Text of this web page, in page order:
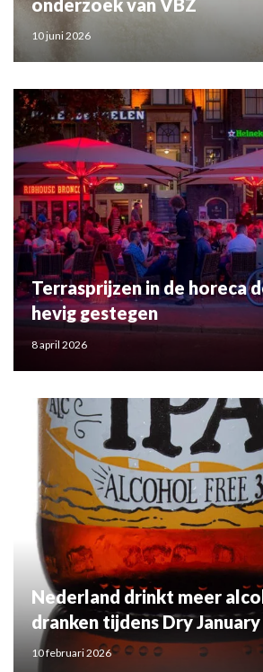
10 juni 2026
Terrasprijzen in de horeca
hevig gestegen
8 april 2026
Nederland drinkt meer
dranken tijdens Dry January
10 februari 2026